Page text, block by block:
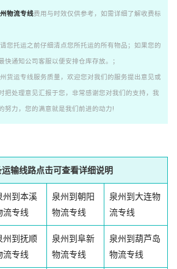
物流专线费用与时效仅供参考，如需详细了解收费标
您托运之前仔细清点您所托运的所有物品；如果您的
快通知公司客服以便安排仓库存放。；
货运专线服务质量，欢迎您对我们的服务提出意见或
把处理意见汇报于您，非常感谢您对我们的支持，我
努力，您的满意就是我们前进的动力!
输线路点击可查看详细说明
州到本溪
流专线
泉州到朝阳
物流专线
泉州到大连物
流专线
州到抚顺
流专线
泉州到阜新
物流专线
泉州到葫芦岛
物流专线